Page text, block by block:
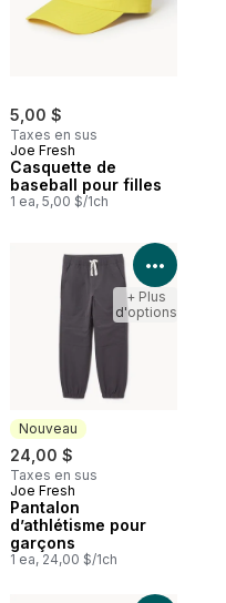
5,00 $
Taxes en sus
Joe Fresh
Casquette de
baseball pour filles
1 ea, 5,00 $/1ch
détails du produit
Nouveau
24,00 $
Taxes en sus
Nouveau
Joe Fresh
Pantalon
d’athlétisme pour
garçons
1 ea, 24,00 $/1ch
Voir
+ Plus
d'options